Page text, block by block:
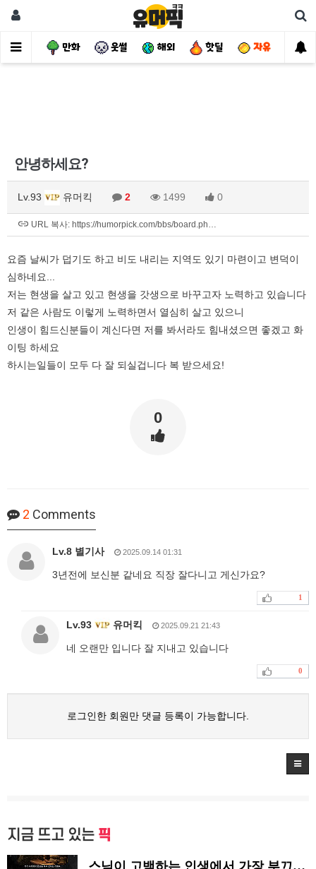
사건 만화 웃썰 해외 핫딜 자유
안녕하세요?
Lv.93 유머킥 2 1499 0
URL 복사: https://humorpick.com/bbs/board.ph…
요즘 날씨가 덥기도 하고 비도 내리는 지역도 있기 마련이고 변덕이
심하네요...
저는 현생을 살고 있고 현생을 갓생으로 바꾸고자 노력하고 있습니다
저 같은 사람도 이렇게 노력하면서 열심히 살고 있으니
인생이 힘드신분들이 계신다면 저를 봐서라도 힘내셨으면 좋겠고 화
이팅 하세요
하시는일들이 모두 다 잘 되실겁니다 복 받으세요!
0
2 Comments
Lv.8 별기사 2025.09.14 01:31
3년전에 보신분 같네요 직장 잘다니고 게신가요?
1
Lv.93 유머킥 2025.09.21 21:43
네 오랜만 입니다 잘 지내고 있습니다
0
로그인한 회원만 댓글 등록이 가능합니다.
지금 뜨고 있는 픽
스님이 고백하는 인생에서 가장 부끄러웠던 순간